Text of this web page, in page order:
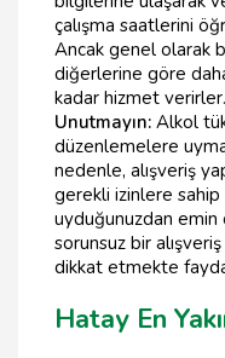
çalışma saatlerini
Ancak genel olarak
diğerlerine göre
kadar hizmet verirler.
Unutmayın: Alkol
düzenlemelere
nedenle, alışveriş
gerekli izinlere sahip
uyduğunuzdan emin
sorunsuz bir
dikkat etmekte
Hatay En